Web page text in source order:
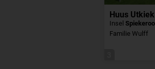
Huus Utkiek
Insel
Familie Wulff